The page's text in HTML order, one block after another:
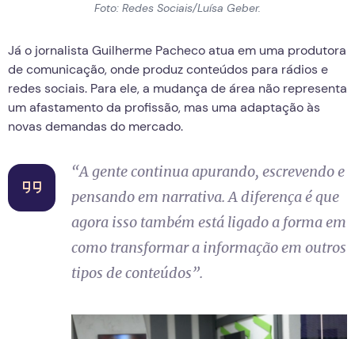
Foto: Redes Sociais/Luísa Geber.
Já o jornalista Guilherme Pacheco atua em uma produtora
de comunicação, onde produz conteúdos para rádios e
redes sociais. Para ele, a mudança de área não representa
um afastamento da profissão, mas uma adaptação às
novas demandas do mercado.
“A gente continua apurando, escrevendo e
pensando em narrativa. A diferença é que
agora isso também está ligado a forma em
como transformar a informação em outros
tipos de conteúdos”.